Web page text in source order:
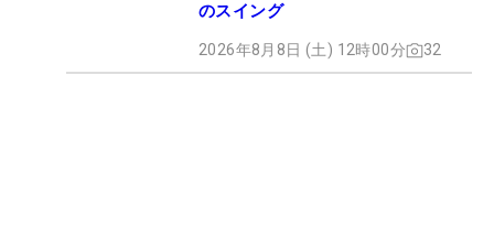
のスイング
2026年8月8日 (土) 12時00分 32